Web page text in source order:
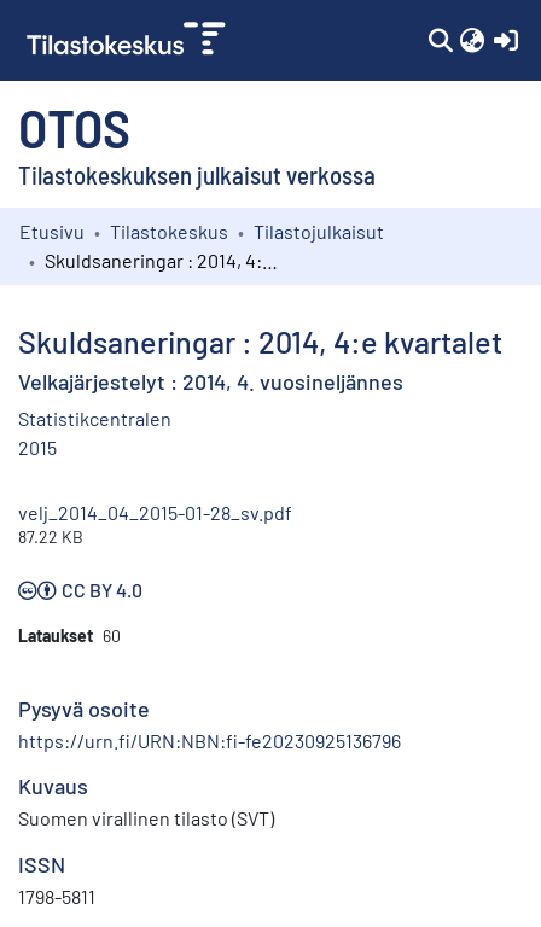
OTOS
Tilastokeskuksen julkaisut verkossa
Kokoelmat
Etusivu Tilastokeskus
Tilastojulkaisut
Skuldsaneringar : 2014, 4:e kvartalet
Velkajärjestelyt : 2014, 4. vuosineljännes
Statistikcentralen
2015
velj_2014_04_2015-01-28_sv.pdf
87.22 KB
CC BY 4.0
Lataukset 60
Pysyvä osoite
https://urn.fi/URN:NBN:fi-fe20230925136796
Kuvaus
Suomen virallinen tilasto (SVT)
ISSN
1798-5811